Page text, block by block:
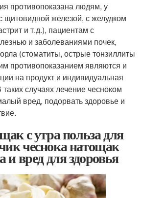
противопоказана людям, у
щитовидной железой, с желудком
и т.д.), пациентам с
и заболеваниями почек,
(стоматиты, острые тонзиллиты
противопоказанием являются и
на продукт и индивидуальная
случаях лечение чесноком
вред, подорвать здоровье и
с утра польза для
чеснока натощак
и вред для здоровья